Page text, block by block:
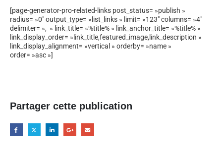
[page-generator-pro-related-links post_status= »publish »
radius= »0″ output_type= »list_links » limit= »123″ columns= »4″
delimiter= », » link_title= »%title% » link_anchor_title= »%title% »
link_display_order= »link_title,featured_image,link_description »
link_display_alignment= »vertical » orderby= »name »
order= »asc »]
Partager cette publication